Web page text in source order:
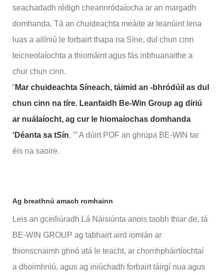
seachadadh réitigh cheannródaíocha ar an margadh
domhanda. Tá an chuideachta meáite ar leanúint lena
luas a ailíniú le forbairt thapa na Síne, dul chun cinn
teicneolaíochta a thiomáint agus fás inbhuanaithe a
chur chun cinn.
“Mar chuideachta Síneach, táimid an -bhródúil as dul
chun cinn na tíre. Leanfaidh Be-Win Group ag díriú
ar nuálaíocht, ag cur le hiomaíochas domhanda
‘Déanta sa tSín, ’” A dúirt POF an ghrúpa BE-WIN tar
éis na saoire.
Ag breathnú amach romhainn
Leis an gceiliúradh Lá Náisiúnta anois taobh thiar de, tá
BE-WIN GROUP ag tabhairt aird iomlán ar
thionscnaimh ghnó atá le teacht, ar chomhpháirtíochtaí
a dhoimhniú, agus ag iniúchadh forbairt táirgí nua agus